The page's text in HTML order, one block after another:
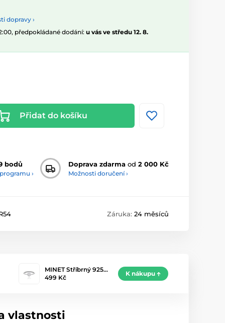
dopravy ›
předpokládané dodání: u vás ve středu 12. 8.
Přidat do košíku
bodů
›
Doprava zdarma od 2 000 Kč
Možnosti doručení ›
Záruka: 24 měsíců
MINET Stříbrný 925…
499 Kč
K nákupu
vlastnosti